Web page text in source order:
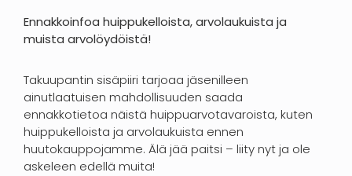
Ennakkoinfoa huippukelloista, arvolaukuista ja
muista arvolöydöistä!
Takuupantin sisäpiiri tarjoaa jäsenilleen
ainutlaatuisen mahdollisuuden saada
ennakkotietoa näistä huippuarvotavaroista, kuten
huippukelloista ja arvolaukuista ennen
huutokauppojamme. Älä jää paitsi – liity nyt ja ole
askeleen edellä muita!